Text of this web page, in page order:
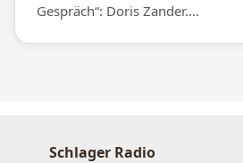
Gespräch“: Doris Zander....
Schlager Radio